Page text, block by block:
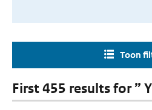
Toon
First 455 results for ”